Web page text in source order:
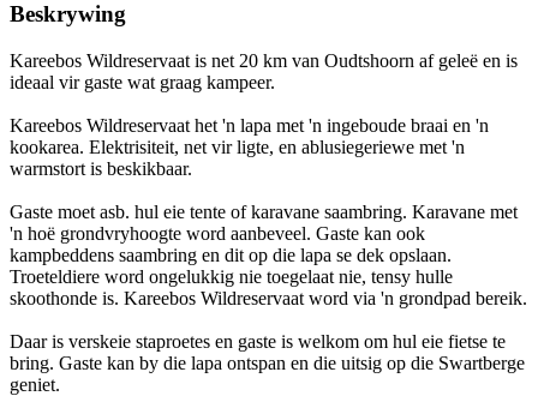
Beskrywing
Kareebos Wildreservaat is net 20 km van Oudtshoorn af geleë en is
ideaal vir gaste wat graag kampeer.
Kareebos Wildreservaat het 'n lapa met 'n ingeboude braai en 'n
kookarea. Elektrisiteit, net vir ligte, en ablusiegeriewe met 'n
warmstort is beskikbaar.
Gaste moet asb. hul eie tente of karavane saambring. Karavane met
'n hoë grondvryhoogte word aanbeveel. Gaste kan ook
kampbeddens saambring en dit op die lapa se dek opslaan.
Troeteldiere word ongelukkig nie toegelaat nie, tensy hulle
skoothonde is. Kareebos Wildreservaat word via 'n grondpad bereik.
Daar is verskeie staproetes en gaste is welkom om hul eie fietse te
bring. Gaste kan by die lapa ontspan en die uitsig op die Swartberge
geniet.